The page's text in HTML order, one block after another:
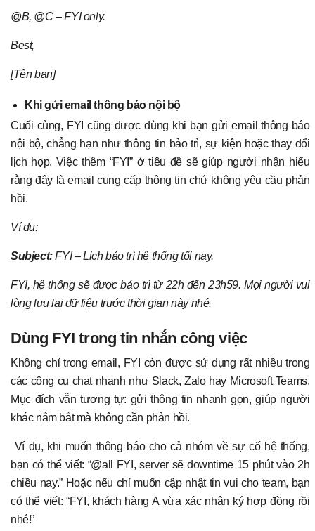
@B, @C – FYI only.
Best,
[Tên bạn]
Khi gửi email thông báo nội bộ
Cuối cùng, FYI cũng được dùng khi bạn gửi email thông báo
nội bộ, chẳng hạn như thông tin bảo trì, sự kiện hoặc thay đổi
lịch họp. Việc thêm “FYI” ở tiêu đề sẽ giúp người nhận hiểu
rằng đây là email cung cấp thông tin chứ không yêu cầu phản
hồi.
Ví dụ:
Subject:FYI – Lịch bảo trì hệ thống tối nay.
FYI, hệ thống sẽ được bảo trì từ 22h đến 23h59. Mọi người vui
lòng lưu lại dữ liệu trước thời gian này nhé.
Dùng FYI trong tin nhắn công việc
Không chỉ trong email, FYI còn được sử dụng rất nhiều trong
các công cụ chat nhanh như Slack, Zalo hay Microsoft Teams.
Mục đích vẫn tương tự: gửi thông tin nhanh gọn, giúp người
khác nắm bắt mà không cần phản hồi.
Ví dụ, khi muốn thông báo cho cả nhóm về sự cố hệ thống,
bạn có thể viết: “@all FYI, server sẽ downtime 15 phút vào 2h
chiều nay.” Hoặc nếu chỉ muốn cập nhật tin vui cho team, bạn
có thể viết: “FYI, khách hàng A vừa xác nhận ký hợp đồng rồi
nhé!”